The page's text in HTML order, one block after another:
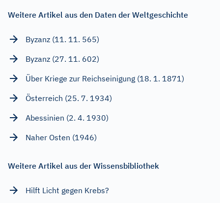
Weitere Artikel aus den Daten der Weltgeschichte
Byzanz (11. 11. 565)
Byzanz (27. 11. 602)
Über Kriege zur Reichseinigung (18. 1. 1871)
Österreich (25. 7. 1934)
Abessinien (2. 4. 1930)
Naher Osten (1946)
Weitere Artikel aus der Wissensbibliothek
Hilft Licht gegen Krebs?